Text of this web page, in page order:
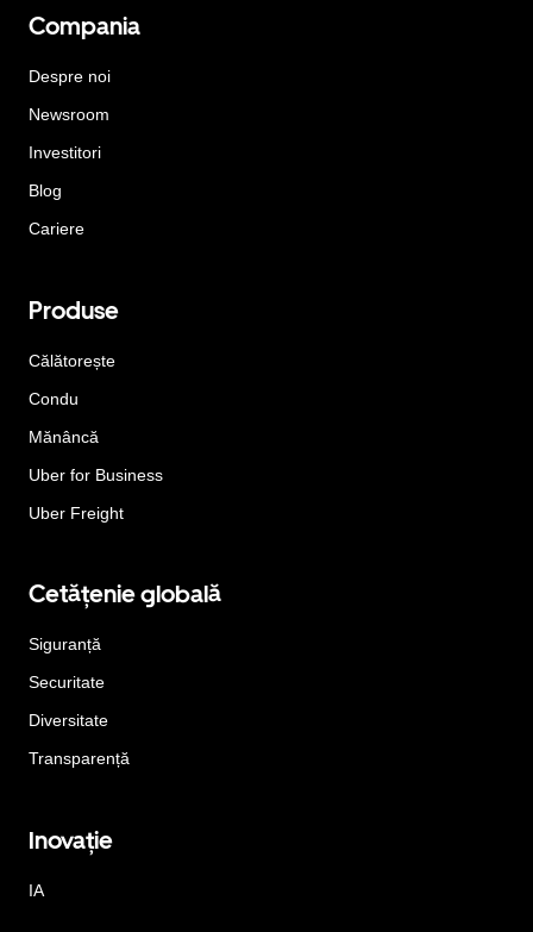
Compania
Despre noi
Newsroom
Investitori
Blog
Cariere
Produse
Călătorește
Condu
Mănâncă
Uber for Business
Uber Freight
Cetățenie globală
Siguranță
Securitate
Diversitate
Transparență
Inovație
IA